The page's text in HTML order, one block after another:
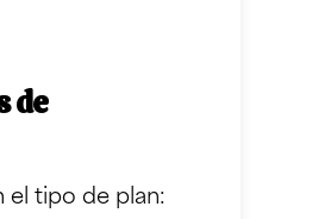
de
el tipo de plan: